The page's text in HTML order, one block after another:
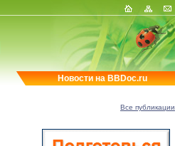
Новости на BBDoc.ru
Все публикации